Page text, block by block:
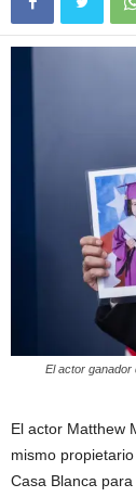
El actor ganador
El actor Matthew
mismo
Casa Blanca